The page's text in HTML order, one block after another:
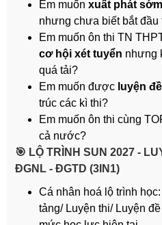
Em muốn xuất phát sớm
nhưng chưa biết bắt đầu
Em muốn ôn thi TN
cơ hội xét tuyển nhưng
quá tải?
Em muốn được luyện
trúc các kì thi?
Em muốn ôn thi cùng
cả nước?
️🎯 LỘ TRÌNH SUN 2027 -
ĐGNL - ĐGTD (3IN1)
Cá nhân hoá lộ trình
tảng/ Luyện thi/ Luyện